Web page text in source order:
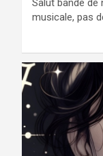
musicale, pas